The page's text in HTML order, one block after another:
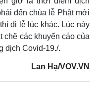
sự - Quốc phòng
khí
đến chùa lễ Phật mới
đi lễ lúc khác. Lúc này
chẽ các khuyến cáo của
dịch Covid-19./.
Lan Hạ/VOV.VN